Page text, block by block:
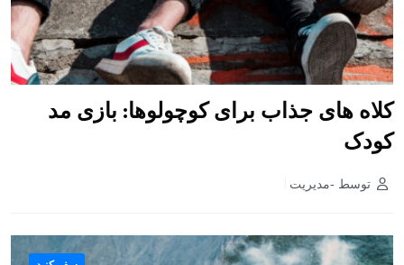
کلاه های جذاب برای کوچولوها: بازی مد
کودک
توسط -مدیریت